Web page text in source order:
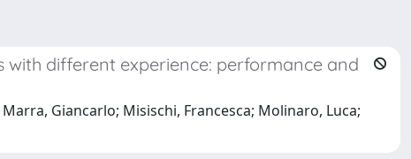
different experience: performance and
Giancarlo; Misischi, Francesca; Molinaro, Luca;